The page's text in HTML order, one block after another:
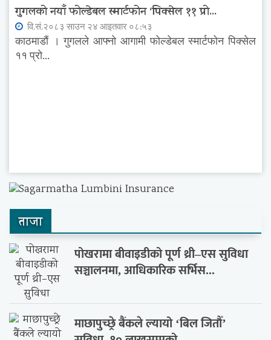
गुगलको नयाँ फोल्डेबल स्मार्टफोन ‘पिक्सेल ११ प्रो...
वि.सं.२०८३ साउन २४ आइतवार ०८:५३
काठमाडौं । गुगलले आफ्नो आगामी फोल्डेबल स्मार्टफोन पिक्सेल
११ प्रो...
ताजा
पोखरामा बीवाइडीको पूर्ण थ्री–एस सुविधा
सञ्चालनमा, आधिकारिक सर्भिस...
माछापुच्छ्रे बैंकले ल्यायो ‘बिल जितौँ’